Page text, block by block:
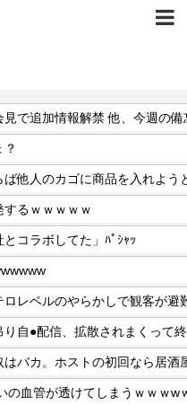
他人のカゴに商品を入れよう
するｗｗｗｗｗ
コラボしてた」ﾊﾟｼｬｯ
ロレベルのやらかしで観客が避
り自●配信、拡散されまくって
の血管が透けてしまうｗｗｗ